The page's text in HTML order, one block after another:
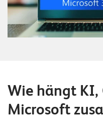
Wie hängt KI,
Microsoft